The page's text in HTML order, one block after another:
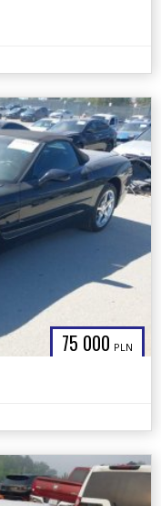
75 000 PLN